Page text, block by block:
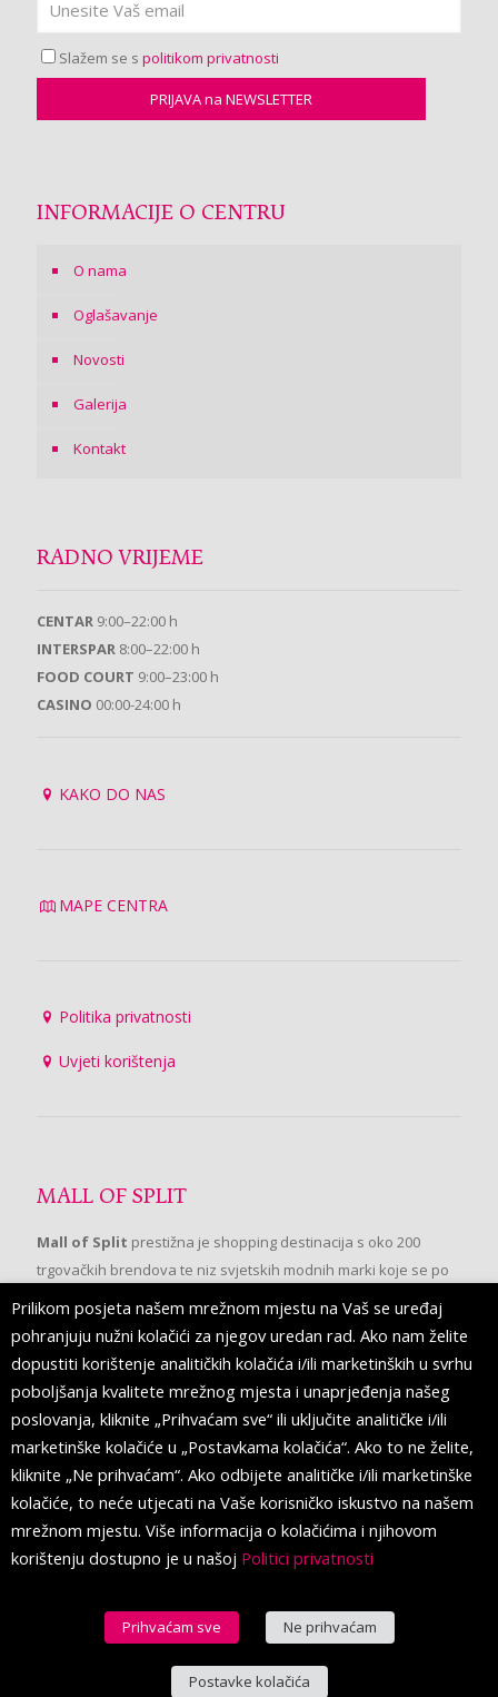
Slažem se s politikom privatnosti
INFORMACIJE O CENTRU
O nama
Oglašavanje
Novosti
Galerija
Kontakt
RADNO VRIJEME
CENTAR 9:00–22:00 h
INTERSPAR 8:00–22:00 h
FOOD COURT 9:00–23:00 h
CASINO 00:00-24:00 h
KAKO DO NAS
MAPE CENTRA
Politika privatnosti
Uvjeti korištenja
MALL OF SPLIT
Mall of Split prestižna je shopping destinacija s oko 200
trgovačkih brendova te niz svjetskih modnih marki koje se po
prvi put pojavljuju u Splitu.
PRATITE NAS
© 2016 Mall of Split. All Rights Reserved.
Prilikom posjeta našem mrežnom mjestu na Vaš se uređaj
pohranjuju nužni kolačići za njegov uredan rad. Ako nam želite
dopustiti korištenje analitičkih kolačića i/ili marketinških u svrhu
poboljšanja kvalitete mrežnog mjesta i unaprjeđenja našeg
poslovanja, kliknite „Prihvaćam sve“ ili uključite analitičke i/ili
marketinške kolačiće u „Postavkama kolačića“. Ako to ne želite,
kliknite „Ne prihvaćam“. Ako odbijete analitičke i/ili marketinške
kolačiće, to neće utjecati na Vaše korisničko iskustvo na našem
mrežnom mjestu. Više informacija o kolačićima i njihovom
korištenju dostupno je u našoj Politici privatnosti
Prihvaćam sve Ne prihvaćam
Postavke kolačića